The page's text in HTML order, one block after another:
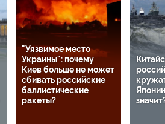
"Уязвимое место
Украины": почему
Киев больше не может
сбивать российские
баллистические
ракеты?